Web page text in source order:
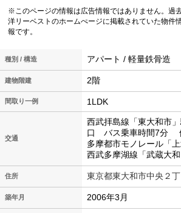
※このページの情報は広告情報ではありません。過
洋リーベストのホームぺージに掲載されていた物件
報です。
種別 / 構造 アパート / 軽量鉄骨造
建物階建 2階
間取り一例 1LDK
交通
西武拝島線「東大和市
口 バス乗車時間7分
多摩都市モノレール「
西武多摩湖線「武蔵大
住所 東京都東大和市中央２丁
築年月 2006年3月